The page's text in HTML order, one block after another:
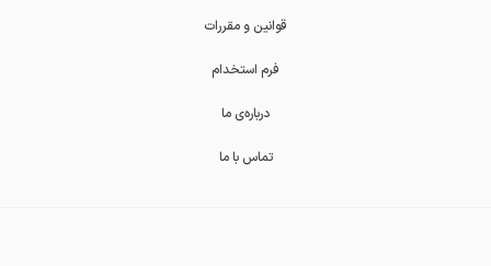
قوانین و مقررات
فرم استخدام
درباره‌ی ما
تماس با ما